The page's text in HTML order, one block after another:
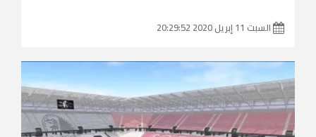
السبت 11 إبريل 2020 20:29:52